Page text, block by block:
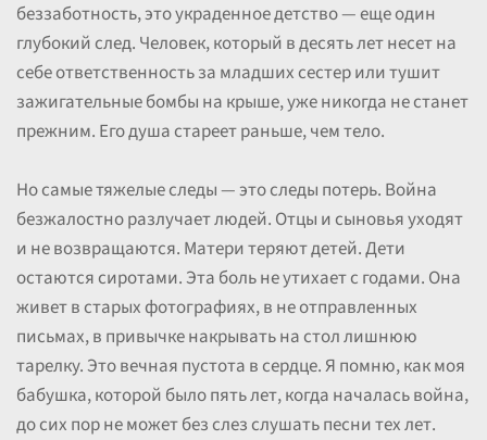
беззаботность, это украденное детство — еще один
глубокий след. Человек, который в десять лет несет на
себе ответственность за младших сестер или тушит
зажигательные бомбы на крыше, уже никогда не станет
прежним. Его душа стареет раньше, чем тело.
Но самые тяжелые следы — это следы потерь. Война
безжалостно разлучает людей. Отцы и сыновья уходят
и не возвращаются. Матери теряют детей. Дети
остаются сиротами. Эта боль не утихает с годами. Она
живет в старых фотографиях, в не отправленных
письмах, в привычке накрывать на стол лишнюю
тарелку. Это вечная пустота в сердце. Я помню, как моя
бабушка, которой было пять лет, когда началась война,
до сих пор не может без слез слушать песни тех лет.